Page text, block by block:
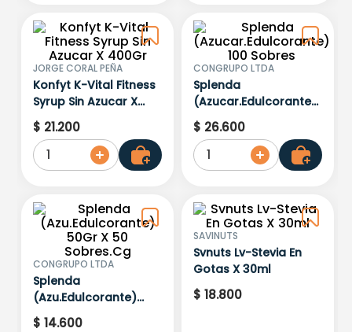
JORGE CORAL PEÑA
Konfyt K-Vital Fitness
Syrup Sin Azucar X
400Gr
$ 21.200
1
CONGRUPO LTDA
Splenda
(Azucar.Edulcorante)
100 Sobres
$ 26.600
1
CONGRUPO LTDA
Splenda
(Azu.Edulcorante)
50Gr X 50 Sobres.Cg
$ 14.600
SAVINUTS
Svnuts Lv-Stevia En
Gotas X 30ml
$ 18.800